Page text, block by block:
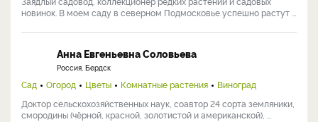
новинок. В моем саду в северном Подмосковье успешно растут ...
Анна Евгеньевна Соловьева
Россия, Бердск
Сад Огород Цветы Комнатные растения
Виноград
Доктор сельскохозяйственных наук, соавтор 24 сорта земляники,
смородины (чёрной, красной, золотистой и американской), ...